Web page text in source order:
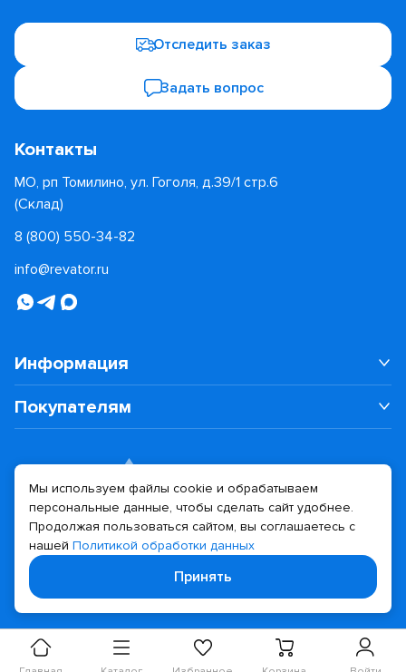
Отследить заказ
Задать вопрос
Контакты
МО, рп Томилино, ул. Гоголя, д.39/1 стр.6
(Склад)
8 (800) 550-34-82
info@revator.ru
Информация
Покупателям
Политика конфиденциальности
Дизайн сайта Разработка сайта
Мы используем файлы cookie и обрабатываем
персональные данные, чтобы сделать сайт удобнее.
Продолжая пользоваться сайтом, вы соглашаетесь с
нашей Политикой обработки данных
Принять